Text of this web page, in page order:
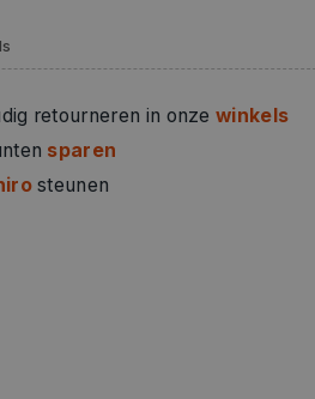
retourneren in onzewinkels
sparen
steunen